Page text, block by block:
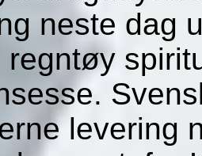
neste dag
regntøy
levering